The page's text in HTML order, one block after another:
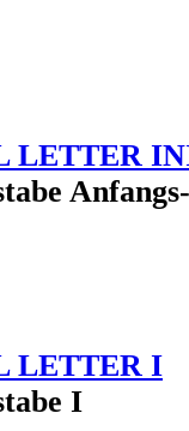
LETTER
LETTER I
I